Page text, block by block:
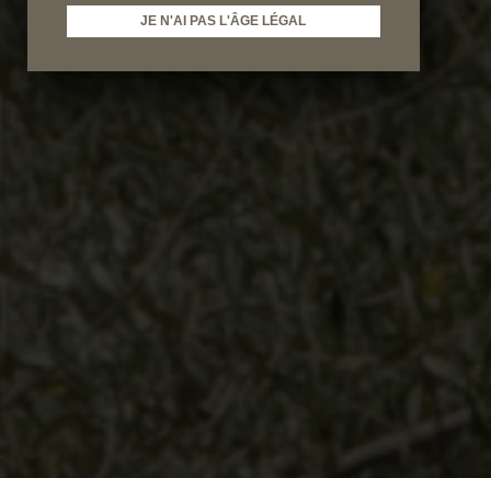
D'ARDÈCHE, FRANCE
JE N'AI PAS L'ÂGE LÉGAL